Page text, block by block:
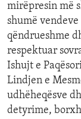
mirëpresin më
shumë
qëndrueshme
respektuar
Ishujt e
Lindjen e
udhëheqësve
detyrime,